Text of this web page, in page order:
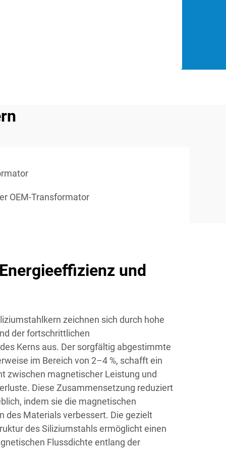
OEM-Transformator
und
zeichnen sich durch hohe
der fortschrittlichen
Kerns aus. Der sorgfältig abgestimmte
im Bereich von 2–4 %, schafft ein
zwischen magnetischer Leistung und
Diese Zusammensetzung reduziert
indem sie die magnetischen
des Materials verbessert. Die gezielt
des Siliziumstahls ermöglicht einen
Flussdichte entlang der